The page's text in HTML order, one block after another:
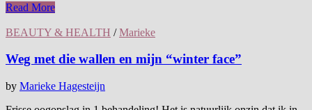
Read More
BEAUTY & HEALTH /Marieke
Weg met die wallen en mijn “winter face”
by Marieke Hagesteijn